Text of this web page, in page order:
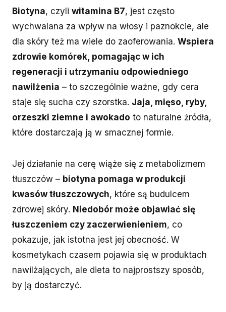
Biotyna, czyli witamina B7, jest często
wychwalana za wpływ na włosy i paznokcie, ale
dla skóry też ma wiele do zaoferowania. Wspiera
zdrowie komórek, pomagając w ich
regeneracji i utrzymaniu odpowiedniego
nawilżenia – to szczególnie ważne, gdy cera
staje się sucha czy szorstka. Jaja, mięso, ryby,
orzeszki ziemne i awokado to naturalne źródła,
które dostarczają ją w smacznej formie.
Jej działanie na cerę wiąże się z metabolizmem
tłuszczów – biotyna pomaga w produkcji
kwasów tłuszczowych, które są budulcem
zdrowej skóry. Niedobór może objawiać się
łuszczeniem czy zaczerwienieniem, co
pokazuje, jak istotna jest jej obecność. W
kosmetykach czasem pojawia się w produktach
nawilżających, ale dieta to najprostszy sposób,
by ją dostarczyć.